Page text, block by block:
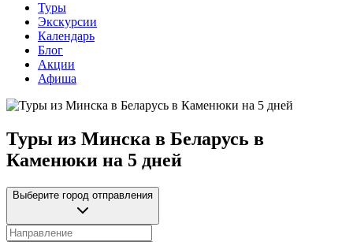
Туры
Экскурсии
Календарь
Блог
Акции
Афиша
Туры из Минска в Беларусь в
Каменюки на 5 дней
Выберите город отправления